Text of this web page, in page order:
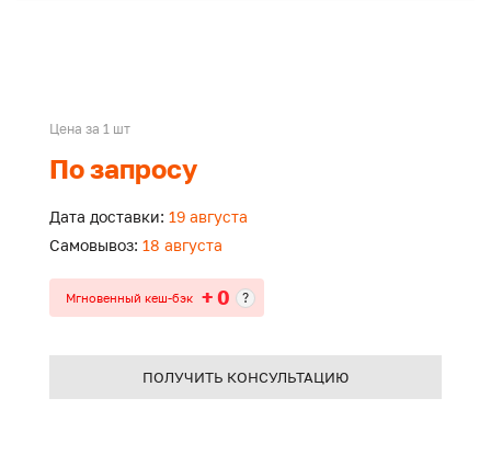
Цена за 1 шт
По запросу
Дата доставки: 19 августа
Самовывоз: 18 августа
Мгновенный кеш-бэк + 0 ?
ПОЛУЧИТЬ КОНСУЛЬТАЦИЮ